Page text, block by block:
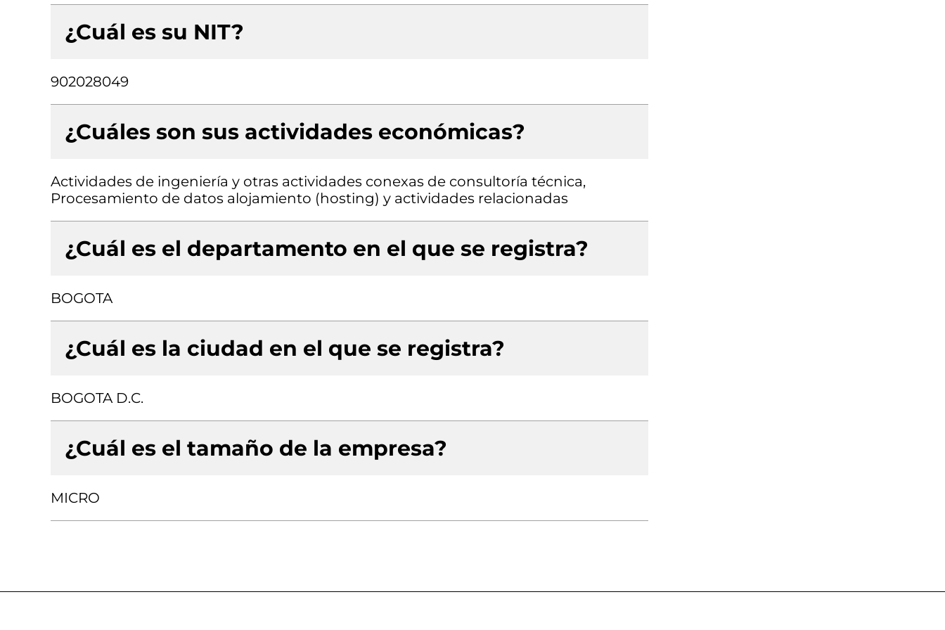
¿Cuál es su NIT?
902028049
¿Cuáles son sus actividades económicas?
Actividades de ingeniería y otras actividades conexas de consultoría técnica,
Procesamiento de datos alojamiento (hosting) y actividades relacionadas
¿Cuál es el departamento en el que se registra?
BOGOTA
¿Cuál es la ciudad en el que se registra?
BOGOTA D.C.
¿Cuál es el tamaño de la empresa?
MICRO